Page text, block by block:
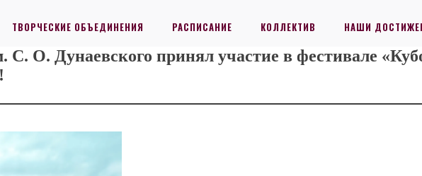
ТВОРЧЕСКИЕ ОБЪЕДИНЕНИЯ РАСПИСАНИЕ КОЛЛЕКТИВ НАШИ
С. О. Дунаевского принял участие в фестивале